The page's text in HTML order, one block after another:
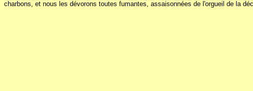
charbons, et nous les dévorons toutes fumantes, assaisonnées de l'orgueil de la